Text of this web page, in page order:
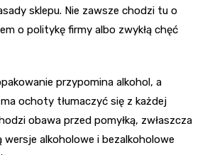
sklepu. Nie zawsze chodzi tu o
o politykę firmy albo zwykłą chęć
przypomina alkohol, a
ochoty tłumaczyć się z każdej
obawa przed pomyłką, zwłaszcza
alkoholowe i bezalkoholowe